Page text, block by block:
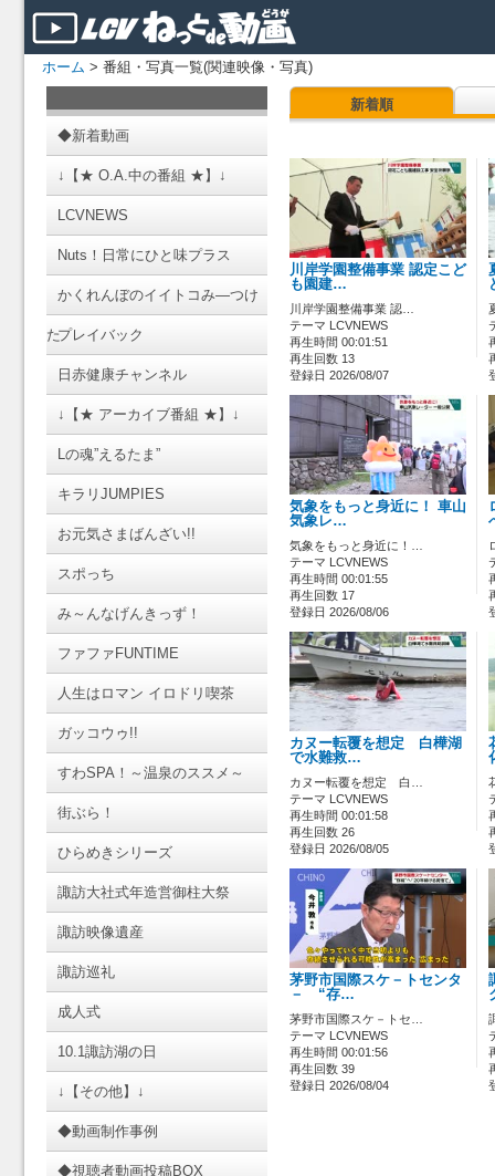
ホーム > 番組・写真一覧(関連映像・写真)
◆新着動画
↓【★ O.A.中の番組 ★】↓
LCVNEWS
Nuts！日常にひと味プラス
かくれんぼのイイトコみ―つけ
たプレイバック
日赤健康チャンネル
↓【★ アーカイブ番組 ★】↓
Lの魂”えるたま”
キラリJUMPIES
お元気さまばんざい!!
スポっち
み～んなげんきっず！
ファファFUNTIME
人生はロマン イロドリ喫茶
ガッコウゥ!!
すわSPA！～温泉のススメ～
街ぶら！
ひらめきシリーズ
諏訪大社式年造営御柱大祭
諏訪映像遺産
諏訪巡礼
成人式
10.1諏訪湖の日
↓【その他】↓
◆動画制作事例
◆視聴者動画投稿BOX
新着順
川岸学園整備事業 認定こど
も園建…
川岸学園整備事業 認…
テーマ LCVNEWS
再生時間 00:01:51
再生回数 13
登録日 2026/08/07
気象をもっと身近に！ 車山
気象レ…
気象をもっと身近に！…
テーマ LCVNEWS
再生時間 00:01:55
再生回数 17
登録日 2026/08/06
カヌー転覆を想定 白樺湖
で水難救…
カヌー転覆を想定 白…
テーマ LCVNEWS
再生時間 00:01:58
再生回数 26
登録日 2026/08/05
茅野市国際スケ－トセンタ
－ “存…
茅野市国際スケ－トセ…
テーマ LCVNEWS
再生時間 00:01:56
再生回数 39
登録日 2026/08/04